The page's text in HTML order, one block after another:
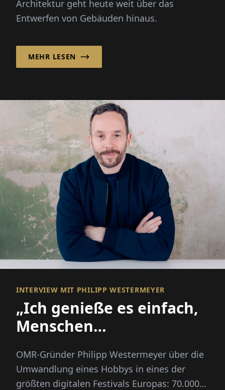
Gemeinschaft zu
Architektur geht heute weit über das
Entwerfen von Gebäuden hinaus.
MEHR LESEN
INTERVIEW MIT PHILIPP WESTERMEYER
„Ich genieße es einfach,
Menschen
OMR-Gründer Philipp Westermeyer über die
Umwandlung eines Hobbys in eines der
größten digitalen Festivals Europas: 70.000